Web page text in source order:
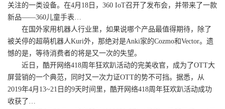
关注的一类设备。在4月18日，360 IoT召开了发布会，并带来了一款
新品——360儿童手表…
在国外家用机器人行业里，如果说哪个产品最值得期待，除了
被关停的超萌机器人Kuri外，那绝对是Anki家的Cozmo和Vector。遗
憾的是，等待消费者的将是又一次的失望。
近日，酷开网络418周年狂欢趴活动的完美收官，成为了OTT大
屏营销的一个典范，同时又一次力证OTT的势不可挡。据悉，从
2019年4月13~21日的9天时间里，酷开网络418周年狂欢趴活动成功
收获了…